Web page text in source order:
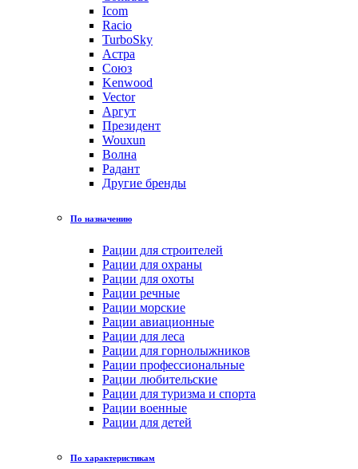
Icom
Racio
TurboSky
Астра
Союз
Kenwood
Vector
Аргут
Президент
Wouxun
Волна
Радант
Другие бренды
По назначению
Рации для строителей
Рации для охраны
Рации для охоты
Рации речные
Рации морские
Рации авиационные
Рации для леса
Рации для горнолыжников
Рации профессиональные
Рации любительские
Рации для туризма и спорта
Рации военные
Рации для детей
По характеристикам